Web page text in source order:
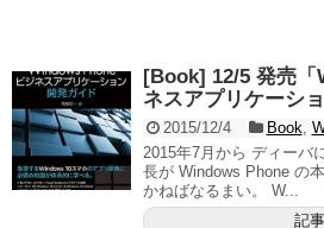
[Book] 12/5 発売
ネスアプリケーシ
2015/12/4 Book,
2015年7月から ディーバ
長が Windows Phone の
かねばなるまい。 W...
記